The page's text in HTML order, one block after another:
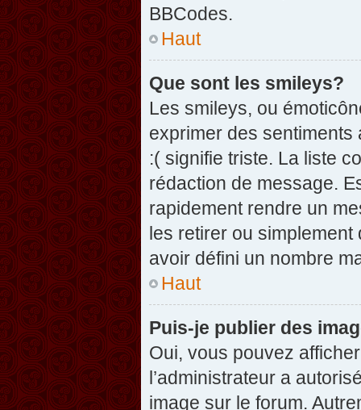
BBCodes.
Haut
Que sont les smileys?
Les smileys, ou
exprimer des
:( signifie triste. La liste
rédaction de message.
rapidement rendre un
les retirer ou simplement
avoir défini un nombre
Haut
Puis-je publier des
Oui, vous pouvez
l’administrateur a
image sur le forum.